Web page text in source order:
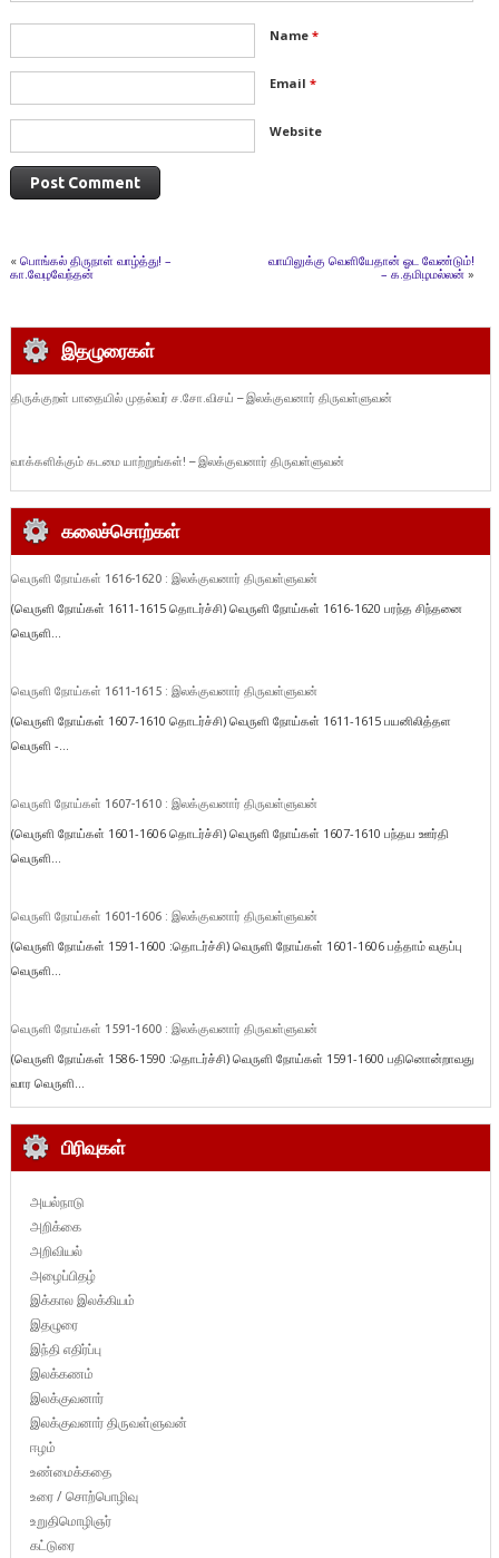
Name *
Email *
Website
« பொங்கல் திருநாள் வாழ்த்து! –
கா.வேழவேந்தன்
வாயிலுக்கு வெளியேதான் ஓட வேண்டும்!
– க.தமிழமல்லன் »
இதழுரைகள்
திருக்குறள் பாதையில் முதல்வர் ச.சோ.விசய் – இலக்குவனார் திருவள்ளுவன்
வாக்களிக்கும் கடமை யாற்றுங்கள்! – இலக்குவனார் திருவள்ளுவன்
கலைச்சொற்கள்
வெருளி நோய்கள் 1616-1620 : இலக்குவனார் திருவள்ளுவன்
(வெருளி நோய்கள் 1611-1615 தொடர்ச்சி) வெருளி நோய்கள் 1616-1620 பரந்த சிந்தனை
வெருளி...
வெருளி நோய்கள் 1611-1615 : இலக்குவனார் திருவள்ளுவன்
(வெருளி நோய்கள் 1607-1610 தொடர்ச்சி) வெருளி நோய்கள் 1611-1615 பயனிலித்தள
வெருளி -...
வெருளி நோய்கள் 1607-1610 : இலக்குவனார் திருவள்ளுவன்
(வெருளி நோய்கள் 1601-1606 தொடர்ச்சி) வெருளி நோய்கள் 1607-1610 பந்தய ஊர்தி
வெருளி...
வெருளி நோய்கள் 1601-1606 : இலக்குவனார் திருவள்ளுவன்
(வெருளி நோய்கள் 1591-1600 :தொடர்ச்சி) வெருளி நோய்கள் 1601-1606 பத்தாம் வகுப்பு
வெருளி...
வெருளி நோய்கள் 1591-1600 : இலக்குவனார் திருவள்ளுவன்
(வெருளி நோய்கள் 1586-1590 :தொடர்ச்சி) வெருளி நோய்கள் 1591-1600 பதினொன்றாவது
வார வெருளி...
பிரிவுகள்
அயல்நாடு
அறிக்கை
அறிவியல்
அழைப்பிதழ்
இக்கால இலக்கியம்
இதழுரை
இந்தி எதிர்ப்பு
இலக்கணம்
இலக்குவனார்
இலக்குவனார் திருவள்ளுவன்
ஈழம்
உண்மைக்கதை
உரை / சொற்பொழிவு
உறுதிமொழிஞர்
கட்டுரை